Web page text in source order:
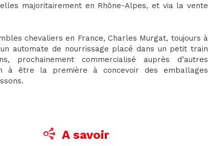
majoritairement en Rhône-Alpes, et via la vente
chevaliers en France, Charles Murgat, toujours à
automate de nourrissage placé dans un petit train
prochainement commercialisé auprès d’autres
à être la première à concevoir des emballages
A savoir